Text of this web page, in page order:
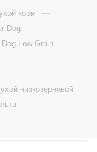
корм —
Dog —
Low Grain
низкозерновой